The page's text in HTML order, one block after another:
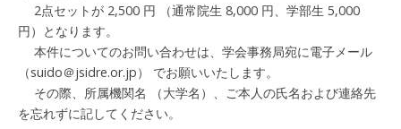
2点セットが 2,500 円 （通常院生 8,000 円、学部生 5,000
円）となります。
本件についてのお問い合わせは、学会事務局宛に電⼦メール
（suido＠jsidre.or.jp） でお願いいたします。
その際、所属機関名 （大学名）、ご本人の氏名および連絡先
を忘れずに記してください。